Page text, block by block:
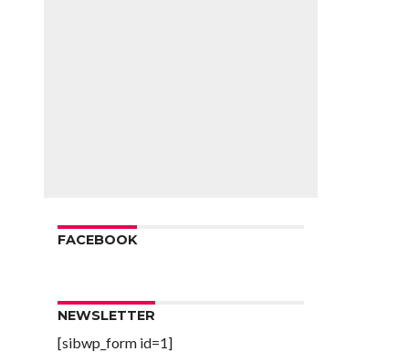
FACEBOOK
NEWSLETTER
[sibwp_form id=1]